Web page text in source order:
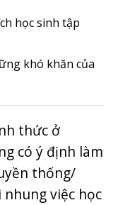
học sinh tập
khó khăn của
thức ở
có ý định làm
thống/
việc học